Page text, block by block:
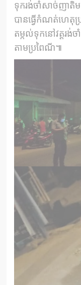
ទុករង់ចាំសាច់ញា
បានធ្វើកំណត់ហេ
តម្កល់ទុកនៅវត្តរ
តាមប្រពៃណី៕